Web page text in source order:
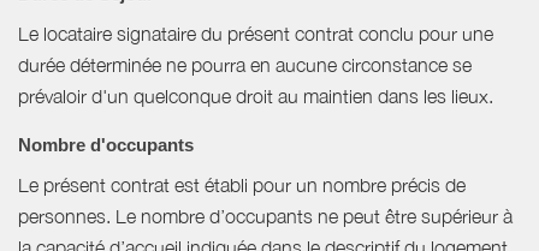
Le locataire signataire du présent contrat conclu pour une
durée déterminée ne pourra en aucune circonstance se
prévaloir d'un quelconque droit au maintien dans les lieux.
Nombre d'occupants
Le présent contrat est établi pour un nombre précis de
personnes. Le nombre d’occupants ne peut être supérieur à